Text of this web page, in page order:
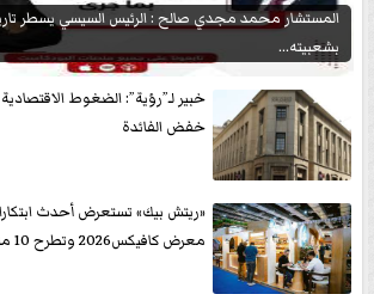
المستشار محمد مجدي صالح : الرئيس السيسي يسطر
بشعبيته...
خبير لـ”رؤية”: الضغوط
خفض الفائدة
«ريتش بيك» تستعرض أحدث
معرض كافيكس2026 وتطرح 10 منتجات...